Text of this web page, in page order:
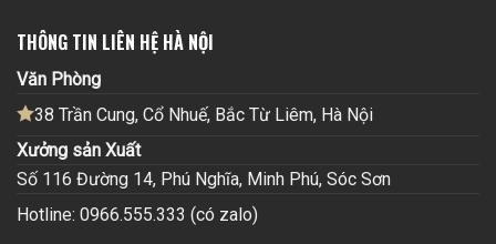
THÔNG TIN LIÊN HỆ HÀ NỘI
Văn Phòng
38 Trần Cung, Cổ Nhuế, Bắc Từ Liêm, Hà Nội
Xưởng sản Xuất
Số 116 Đường 14, Phú Nghĩa, Minh Phú, Sóc Sơn
Hotline: 0966.555.333 (có zalo)